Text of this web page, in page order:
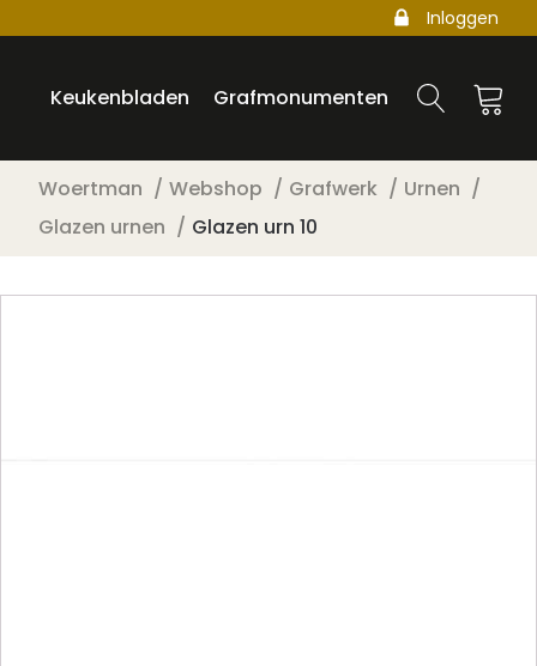
Inloggen
Keukenbladen Grafmonumenten
Woertman Webshop Grafwerk
Urnen
Glazen urnen
Glazen urn 10